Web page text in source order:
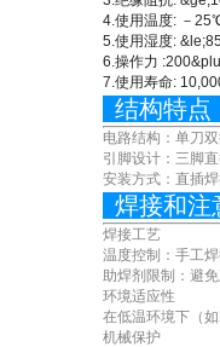
4.使用温度: －
5.使用湿度:
6.操作力
7.使用寿命:
结构特点
电路结构：单刀
引脚设计：三脚
安装方式：直插
焊接和注
焊接工艺
温度控制：手工
助焊剂限制：避
环境适应性
在低温环境下（
机械保护